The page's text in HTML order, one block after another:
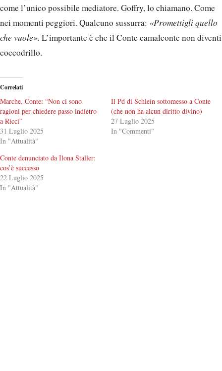
come l’unico possibile mediatore. Goffry, lo chiamano. Come
nei momenti peggiori. Qualcuno sussurra: «Promettigli quello
che vuole». L’importante è che il Conte camaleonte non diventi
coccodrillo.
Correlati
Marche, Conte: “Non ci sono
ragioni per chiedere passo indietro
a Ricci”
31 Luglio 2025
In "Attualità"
Il Pd di Schlein sottomesso a Conte
(che non ha alcun diritto divino)
27 Luglio 2025
In "Commenti"
Conte denunciato da Ilona Staller:
cos’è successo
22 Luglio 2025
In "Attualità"